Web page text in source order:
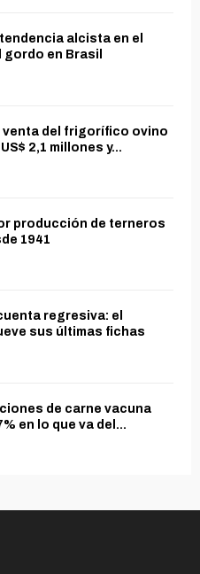
alcista en el
gordo en Brasil
venta del frigorífico ovino
2,1 millones y...
producción de terneros
1941
regresiva: el
sus últimas fichas
de carne vacuna
en lo que va del...